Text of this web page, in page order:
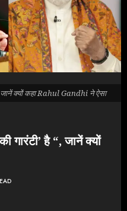
गारंटी’ है “, जानें क्यों
", जानें क्यों कहा Rahul Gandhi ने ऐसा